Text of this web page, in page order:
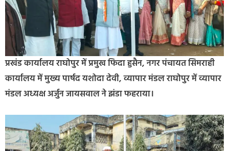
प्रखंड कार्यालय राघोपुर में प्रमुख फिदा हुसैन, नगर पंचायत सिमराही
कार्यालय में मुख्य पार्षद यशोदा देवी, व्यापार मंडल राघोपुर में व्यापार
मंडल अध्यक्ष अर्जुन जायसवाल ने झंडा फहराया।